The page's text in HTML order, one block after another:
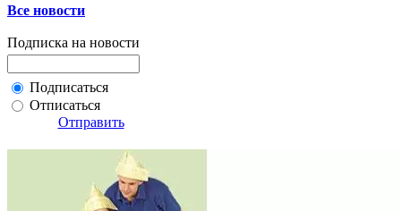
Все новости
Подписка на новости
Подписаться
Отписаться
Отправить